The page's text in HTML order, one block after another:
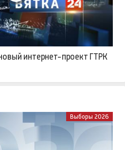
интернет-проект ГТРК
Выборы 2026